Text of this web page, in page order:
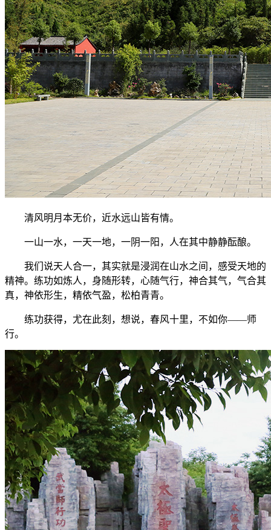
清风明月本无价，近水远山皆有情。
一山一水，一天一地，一阴一阳，人在其中静静酝酿。
我们说天人合一，其实就是浸润在山水之间，感受天地的
精神。练功如炼人，身随形转，心随气行，神合其气，气合其
真，神依形生，精依气盈，松柏青青。
练功获得，尤在此刻，想说，春风十里，不如你——师
行。